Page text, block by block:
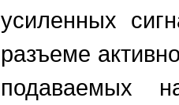
усиленных
разъеме
подаваемых